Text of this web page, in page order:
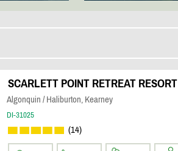
SCARLETT POINT RETREAT RESORT
Algonquin / Haliburton, Kearney
DI-31025
(14)